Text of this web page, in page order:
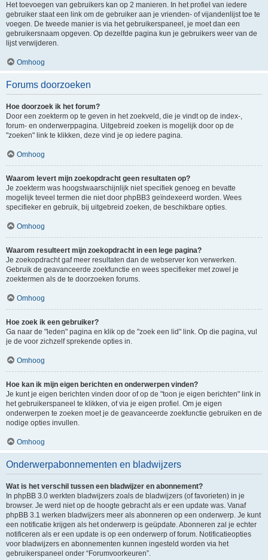
Het toevoegen van gebruikers kan op 2 manieren. In het profiel van iedere
gebruiker staat een link om de gebruiker aan je vrienden- of vijandenlijst toe te
voegen. De tweede manier is via het gebruikerspaneel, je moet dan een
gebruikersnaam opgeven. Op dezelfde pagina kun je gebruikers weer van de
lijst verwijderen.
Omhoog
Forums doorzoeken
Hoe doorzoek ik het forum?
Door een zoekterm op te geven in het zoekveld, die je vindt op de index-,
forum- en onderwerppagina. Uitgebreid zoeken is mogelijk door op de
"zoeken" link te klikken, deze vind je op iedere pagina.
Omhoog
Waarom levert mijn zoekopdracht geen resultaten op?
Je zoekterm was hoogstwaarschijnlijk niet specifiek genoeg en bevatte
mogelijk teveel termen die niet door phpBB3 geïndexeerd worden. Wees
specifieker en gebruik, bij uitgebreid zoeken, de beschikbare opties.
Omhoog
Waarom resulteert mijn zoekopdracht in een lege pagina?
Je zoekopdracht gaf meer resultaten dan de webserver kon verwerken.
Gebruik de geavanceerde zoekfunctie en wees specifieker met zowel je
zoektermen als de te doorzoeken forums.
Omhoog
Hoe zoek ik een gebruiker?
Ga naar de "leden" pagina en klik op de "zoek een lid" link. Op die pagina, vul
je de voor zichzelf sprekende opties in.
Omhoog
Hoe kan ik mijn eigen berichten en onderwerpen vinden?
Je kunt je eigen berichten vinden door of op de "toon je eigen berichten" link in
het gebruikerspaneel te klikken, of via je eigen profiel. Om je eigen
onderwerpen te zoeken moet je de geavanceerde zoekfunctie gebruiken en de
nodige opties invullen.
Omhoog
Onderwerpabonnementen en bladwijzers
Wat is het verschil tussen een bladwijzer en abonnement?
In phpBB 3.0 werkten bladwijzers zoals de bladwijzers (of favorieten) in je
browser. Je werd niet op de hoogte gebracht als er een update was. Vanaf
phpBB 3.1 werken bladwijzers meer als abonneren op een onderwerp. Je kunt
een notificatie krijgen als het onderwerp is geüpdate. Abonneren zal je echter
notificeren als er een update is op een onderwerp of forum. Notificatieopties
voor bladwijzers en abonnementen kunnen ingesteld worden via het
gebruikerspaneel onder “Forumvoorkeuren”.